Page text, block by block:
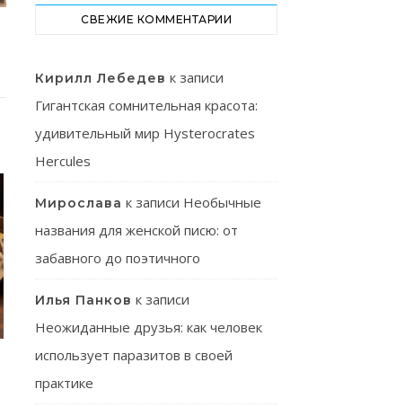
СВЕЖИЕ КОММЕНТАРИИ
Кирилл Лебедев к записи
Гигантская сомнительная красота:
удивительный мир Hysterocrates
Hercules
Мирослава к записи Необычные
названия для женской писю: от
забавного до поэтичного
Илья Панков к записи
Неожиданные друзья: как человек
использует паразитов в своей
практике